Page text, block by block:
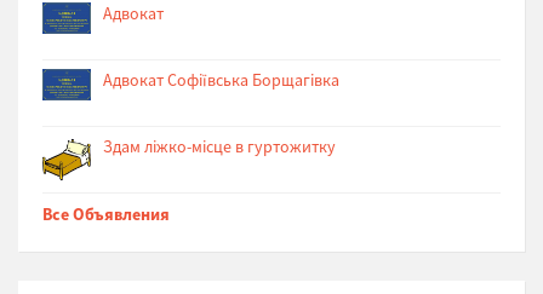
Адвокат
Адвокат Софіївська Борщагівка
Здам ліжко-місце в гуртожитку
Все Объявления